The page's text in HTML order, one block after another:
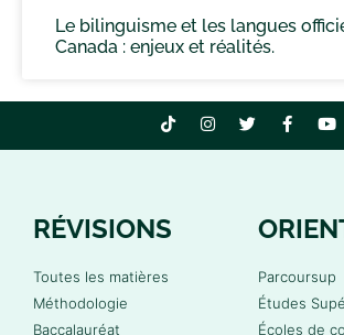
Le bilinguisme et les langues
Canada : enjeux et réalités.
RÉVISIONS
Toutes les matières
Méthodologie
Baccalauréat
Parcoursup
Études
Écoles de